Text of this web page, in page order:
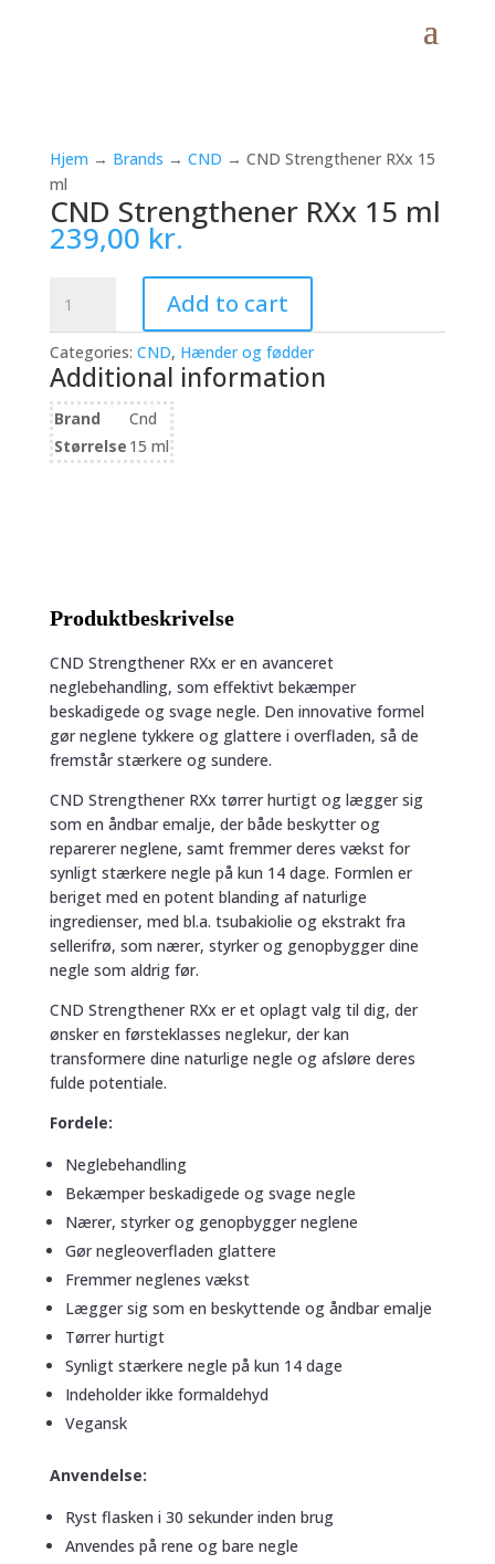
Hjem → Brands → CND → CND Strengthener RXx 15
ml
CND Strengthener RXx 15 ml
239,00 kr.
Strengthener
RXx
15
ml
quantity
Add to cart
Categories: CND, Hænder og fødder
Additional information
Brand
Cnd
Størrelse 15 ml
Produktbeskrivelse
CND Strengthener RXx er en avanceret
neglebehandling, som effektivt bekæmper
beskadigede og svage negle. Den innovative formel
gør neglene tykkere og glattere i overfladen, så de
fremstår stærkere og sundere.
CND Strengthener RXx tørrer hurtigt og lægger sig
som en åndbar emalje, der både beskytter og
reparerer neglene, samt fremmer deres vækst for
synligt stærkere negle på kun 14 dage. Formlen er
beriget med en potent blanding af naturlige
ingredienser, med bl.a. tsubakiolie og ekstrakt fra
sellerifrø, som nærer, styrker og genopbygger dine
negle som aldrig før.
CND Strengthener RXx er et oplagt valg til dig, der
ønsker en førsteklasses neglekur, der kan
transformere dine naturlige negle og afsløre deres
fulde potentiale.
Fordele:
Neglebehandling
Bekæmper beskadigede og svage negle
Nærer, styrker og genopbygger neglene
Gør negleoverfladen glattere
Fremmer neglenes vækst
Lægger sig som en beskyttende og åndbar emalje
Tørrer hurtigt
Synligt stærkere negle på kun 14 dage
Indeholder ikke formaldehyd
Vegansk
Anvendelse:
Ryst flasken i 30 sekunder inden brug
Anvendes på rene og bare negle